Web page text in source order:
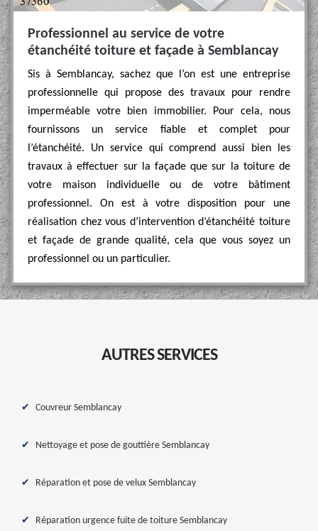
Professionnel au service de votre
étanchéité toiture et façade à Semblancay
Sis à Semblancay, sachez que l’on est une entreprise
professionnelle qui propose des travaux pour rendre
imperméable votre bien immobilier. Pour cela, nous
fournissons un service fiable et complet pour
l’étanchéité. Un service qui comprend aussi bien les
travaux à effectuer sur la façade que sur la toiture de
votre maison individuelle ou de votre bâtiment
professionnel. On est à votre disposition pour une
réalisation chez vous d’intervention d’étanchéité toiture
et façade de grande qualité, cela que vous soyez un
professionnel ou un particulier.
AUTRES SERVICES
Couvreur Semblancay
Nettoyage et pose de gouttière Semblancay
Réparation et pose de velux Semblancay
Réparation urgence fuite de toiture Semblancay